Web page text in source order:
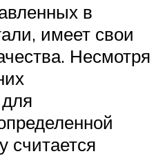
в
имеет свои
Несмотря
считается